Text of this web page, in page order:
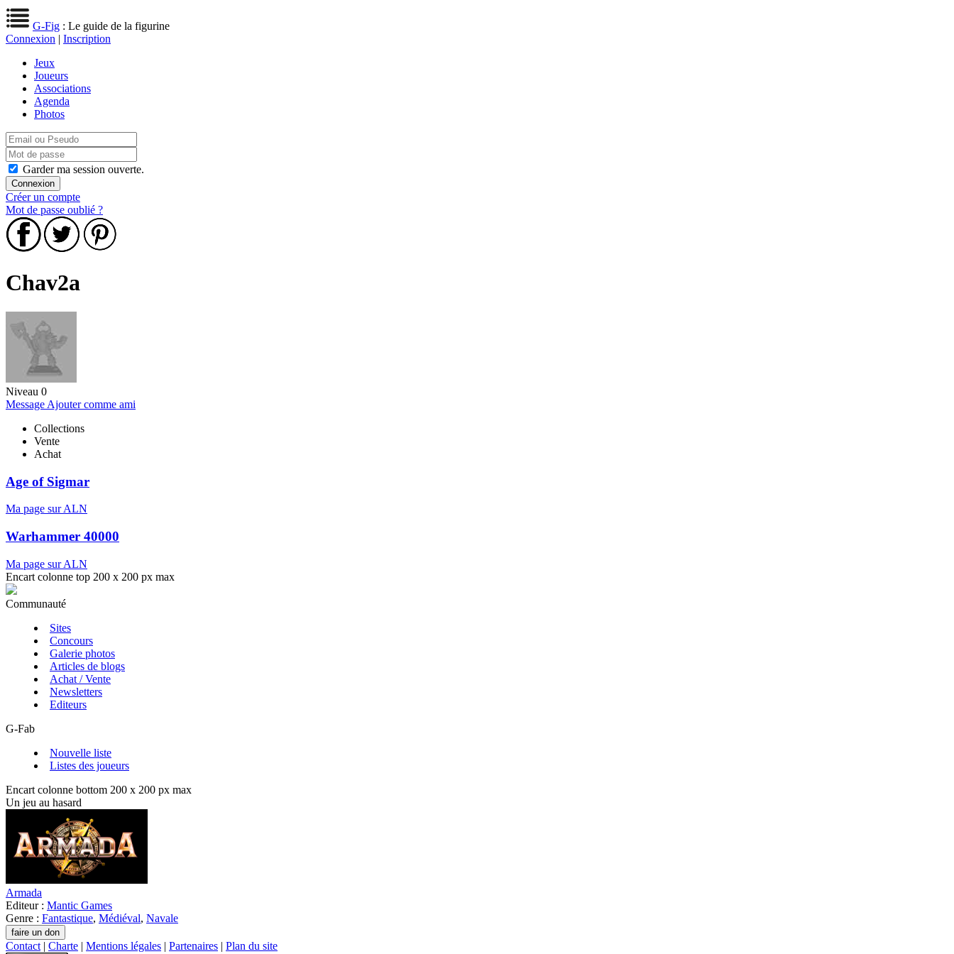
G-Fig : Le guide de la figurine
Connexion | Inscription
Jeux
Joueurs
Associations
Agenda
Photos
Garder ma session ouverte.
Créer un compte
Mot de passe oublié ?
Chav2a
Niveau 0
Message Ajouter comme ami
Collections
Vente
Achat
Age of Sigmar
Ma page sur ALN
Warhammer 40000
Ma page sur ALN
Encart colonne top 200 x 200 px max
Communauté
Sites
Concours
Galerie photos
Articles de blogs
Achat / Vente
Newsletters
Editeurs
G-Fab
Nouvelle liste
Listes des joueurs
Encart colonne bottom 200 x 200 px max
Un jeu au hasard
Armada
Editeur : Mantic Games
Genre : Fantastique, Médiéval, Navale
Contact | Charte | Mentions légales | Partenaires | Plan du site